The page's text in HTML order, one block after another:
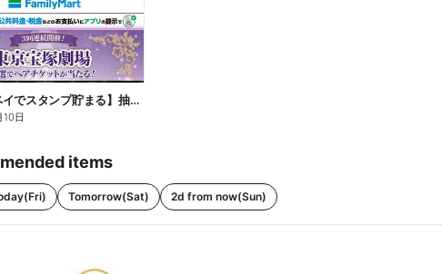
【ファミペイでスタンプ貯まる】抽選でペアチケットが当たる!
10日
items
Tomorrow(Sat) 2d from now(Sun)